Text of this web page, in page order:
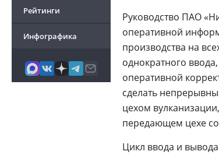
Рейтинги
Инфографика
Руководство ПАО
оперативной
производства на
однократного
оперативной
сделать
цехом
передающем цехе
Цикл ввода и